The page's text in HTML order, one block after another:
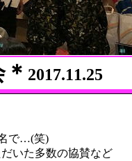
2017.11.25
で…(笑)
いた多数の協賛など